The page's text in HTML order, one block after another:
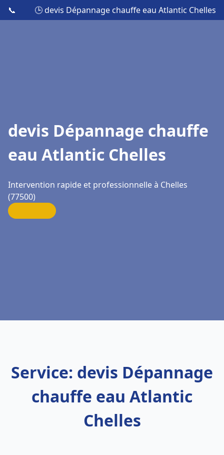
📞 🕒 devis Dépannage chauffe eau Atlantic Chelles
devis Dépannage chauffe
eau Atlantic Chelles
Intervention rapide et professionnelle à Chelles
(77500)
Service: devis Dépannage
chauffe eau Atlantic
Chelles